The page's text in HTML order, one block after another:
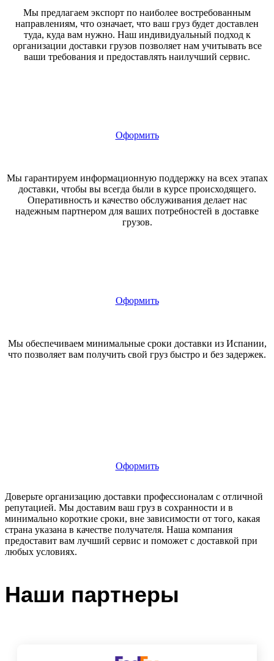
Мы предлагаем экспорт по наиболее востребованным
направлениям, что означает, что ваш груз будет доставлен
туда, куда вам нужно. Наш индивидуальный подход к
организации доставки грузов позволяет нам учитывать все
ваши требования и предоставлять наилучший сервис.
Оформить
Мы гарантируем информационную поддержку на всех этапах
доставки, чтобы вы всегда были в курсе происходящего.
Оперативность и качество обслуживания делает нас
надежным партнером для ваших потребностей в доставке
грузов.
Оформить
Мы обеспечиваем минимальные сроки доставки из Испании,
что позволяет вам получить свой груз быстро и без задержек.
Оформить
Доверьте организацию доставки профессионалам с отличной
репутацией. Мы доставим ваш груз в сохранности и в
минимально короткие сроки, вне зависимости от того, какая
страна указана в качестве получателя. Наша компания
предоставит вам лучший сервис и поможет с доставкой при
любых условиях.
Наши партнеры